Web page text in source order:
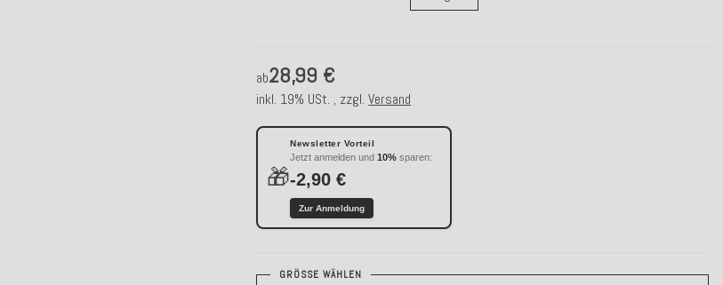
ab28,99 €
inkl. 19% USt. , zzgl.Versand
🎁
Newsletter Vorteil
Jetzt anmelden und10% sparen:
-2,90 €
Zur Anmeldung
GRÖSSE WÄHLEN